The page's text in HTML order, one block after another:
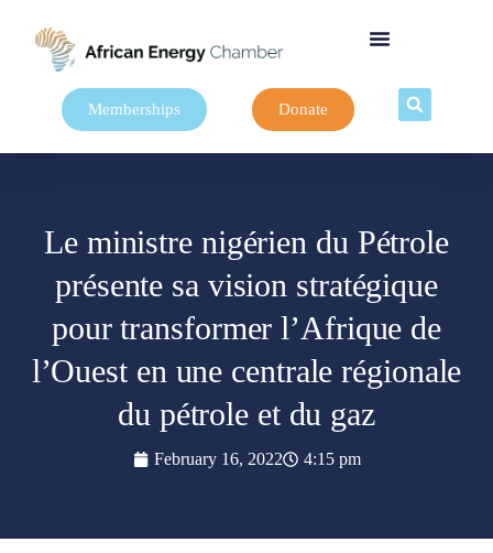
Memberships Donate
Le ministre nigérien du Pétrole
présente sa vision stratégique
pour transformer l’Afrique de
l’Ouest en une centrale régionale
du pétrole et du gaz
February 16, 2022 4:15 pm